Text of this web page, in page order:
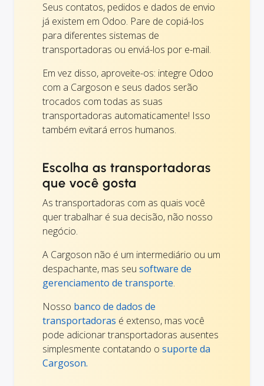
Seus contatos, pedidos e dados de envio
já existem em Odoo. Pare de copiá-los
para diferentes sistemas de
transportadoras ou enviá-los por e-mail.
Em vez disso, aproveite-os: integre Odoo
com a Cargoson e seus dados serão
trocados com todas as suas
transportadoras automaticamente! Isso
também evitará erros humanos.
Escolha as transportadoras
que você gosta
As transportadoras com as quais você
quer trabalhar é sua decisão, não nosso
negócio.
A Cargoson não é um intermediário ou um
despachante, mas seu software de
gerenciamento de transporte.
Nosso banco de dados de
transportadoras é extenso, mas você
pode adicionar transportadoras ausentes
simplesmente contatando o suporte da
Cargoson.